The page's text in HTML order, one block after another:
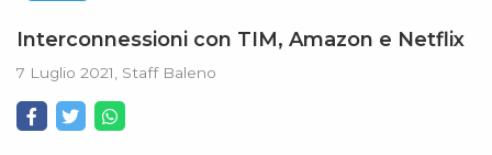
Interconnessioni con TIM, Amazon e Netflix
7 Luglio 2021, Staff Baleno